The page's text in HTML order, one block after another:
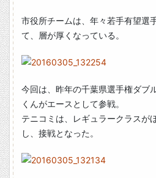
市役所チームは、年々若手有望選
て、層が厚くなっている。
今回は、昨年の千葉県選手権ダブ
くんがエースとして参戦。
テニコミは、レギュラークラスが
し、接戦となった。